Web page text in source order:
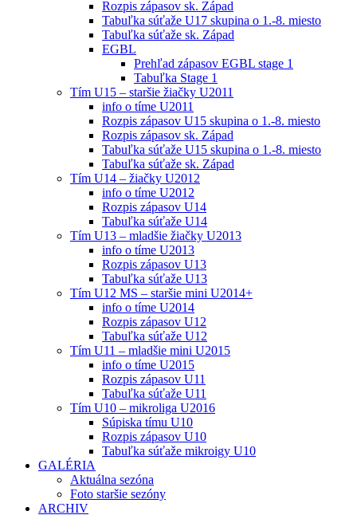
Rozpis zápasov sk. Západ
Tabuľka súťaže U17 skupina o 1.-8. miesto
Tabuľka súťaže sk. Západ
EGBL
Prehľad zápasov EGBL stage 1
Tabuľka Stage 1
Tím U15 – staršie žiačky U2011
info o tíme U2011
Rozpis zápasov U15 skupina o 1.-8. miesto
Rozpis zápasov sk. Západ
Tabuľka súťaže U15 skupina o 1.-8. miesto
Tabuľka súťaže sk. Západ
Tím U14 – žiačky U2012
info o tíme U2012
Rozpis zápasov U14
Tabuľka súťaže U14
Tím U13 – mladšie žiačky U2013
info o tíme U2013
Rozpis zápasov U13
Tabuľka súťaže U13
Tím U12 MS – staršie mini U2014+
info o tíme U2014
Rozpis zápasov U12
Tabuľka súťaže U12
Tím U11 – mladšie mini U2015
info o tíme U2015
Rozpis zápasov U11
Tabuľka súťaže U11
Tím U10 – mikroliga U2016
Súpiska tímu U10
Rozpis zápasov U10
Tabuľka súťaže mikroigy U10
GALÉRIA
Aktuálna sezóna
Foto staršie sezóny
ARCHIV